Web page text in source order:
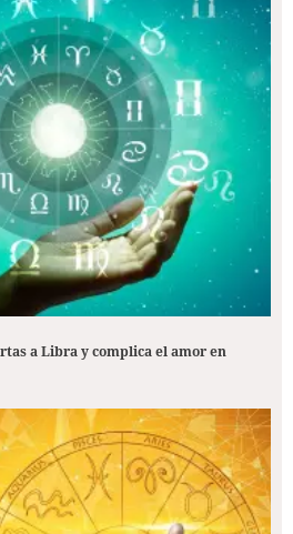
a Libra y complica el amor en